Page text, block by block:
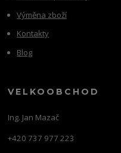
Výměna zboží
Kontakty
Blog
VELKOOBCHOD
Ing. Jan Mazač
+420 737 977 223